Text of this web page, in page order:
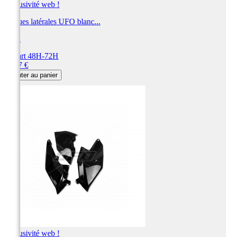
Exclusivité web !
Plaques latérales UFO blanc...
Départ 48H-72H
78,37 €
Ajouter au panier
Exclusivité web !